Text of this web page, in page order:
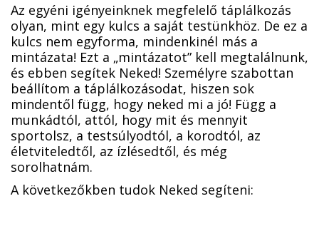
Az egyéni igényeinknek megfelelő táplálkozás
olyan, mint egy kulcs a saját testünkhöz. De ez a
kulcs nem egyforma, mindenkinél más a
mintázata! Ezt a „mintázatot” kell megtalálnunk,
és ebben segítek Neked! Személyre szabottan
beállítom a táplálkozásodat, hiszen sok
mindentől függ, hogy neked mi a jó! Függ a
munkádtól, attól, hogy mit és mennyit
sportolsz, a testsúlyodtól, a korodtól, az
életviteledtől, az ízlésedtől, és még
sorolhatnám.
A következőkben tudok Neked segíteni: